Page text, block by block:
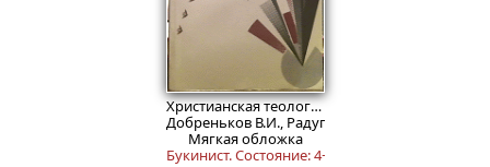
999₽
Христианская теология и революция
Добреньков В.И., Радугин А.А.
Мягкая обложка
Букинист.Состояние: 4+